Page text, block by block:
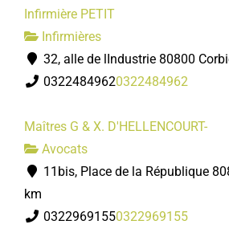
Infirmière PETIT
Infirmières
32, alle de lIndustrie 80800
03224849620322484962
Maîtres G & X. D'HELLENCOURT-
Avocats
11bis, Place de la République
km
03229691550322969155